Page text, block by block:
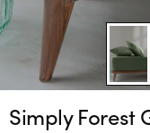
Simply Forest